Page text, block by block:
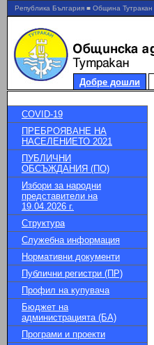
Република България ■ Община Тутракан
Добре дошли
COVID-19
ПРЕБРОЯВАНЕ НА
НАСЕЛЕНИЕТО 2021
ПУБЛИЧНИ
ОБСЪЖДАНИЯ (ПО)
Избори за народни
представители на
19.04.2026 г.
Структура
Служебна информация
Нормативни документи
Публични регистри (ПР)
Профил на купувача
Бюджет на
администрацията (БА)
Програми и проекти